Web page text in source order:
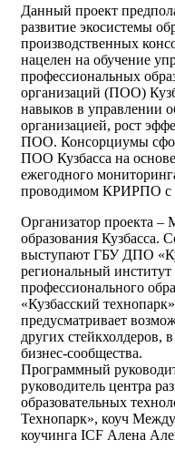
Данный проект
развитие экосистемы
производственных
нацелен на обучение
профессиональных
организаций (ПОО)
навыков в управлении
организацией, рост
ПОО. Консорциумы
ПОО Кузбасса на основе
ежегодного
проводимом КРИРПО с
Организатор проекта –
образования Кузбасса.
выступают ГБУ ДПО
региональный институт
профессионального
«Кузбасский
предусматривает
других стейкхолдеров,
бизнес-сообщества.
Программный
руководитель центра
образовательных
Технопарк», коуч
коучинга ICF Алена